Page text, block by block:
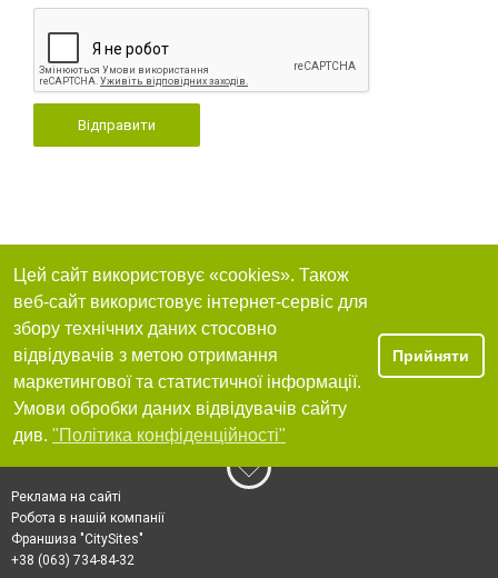
Відправити
Цей сайт використовує «cookies». Також
веб-сайт використовує інтернет-сервіс для
збору технічних даних стосовно
відвідувачів з метою отримання
маркетингової та статистичної інформації.
Умови обробки даних відвідувачів сайту
див. "Політика конфіденційності"
Прийняти
Реклама на сайті
Робота в нашій компанії
Франшиза "CitySites"
+38 (063) 734-84-32